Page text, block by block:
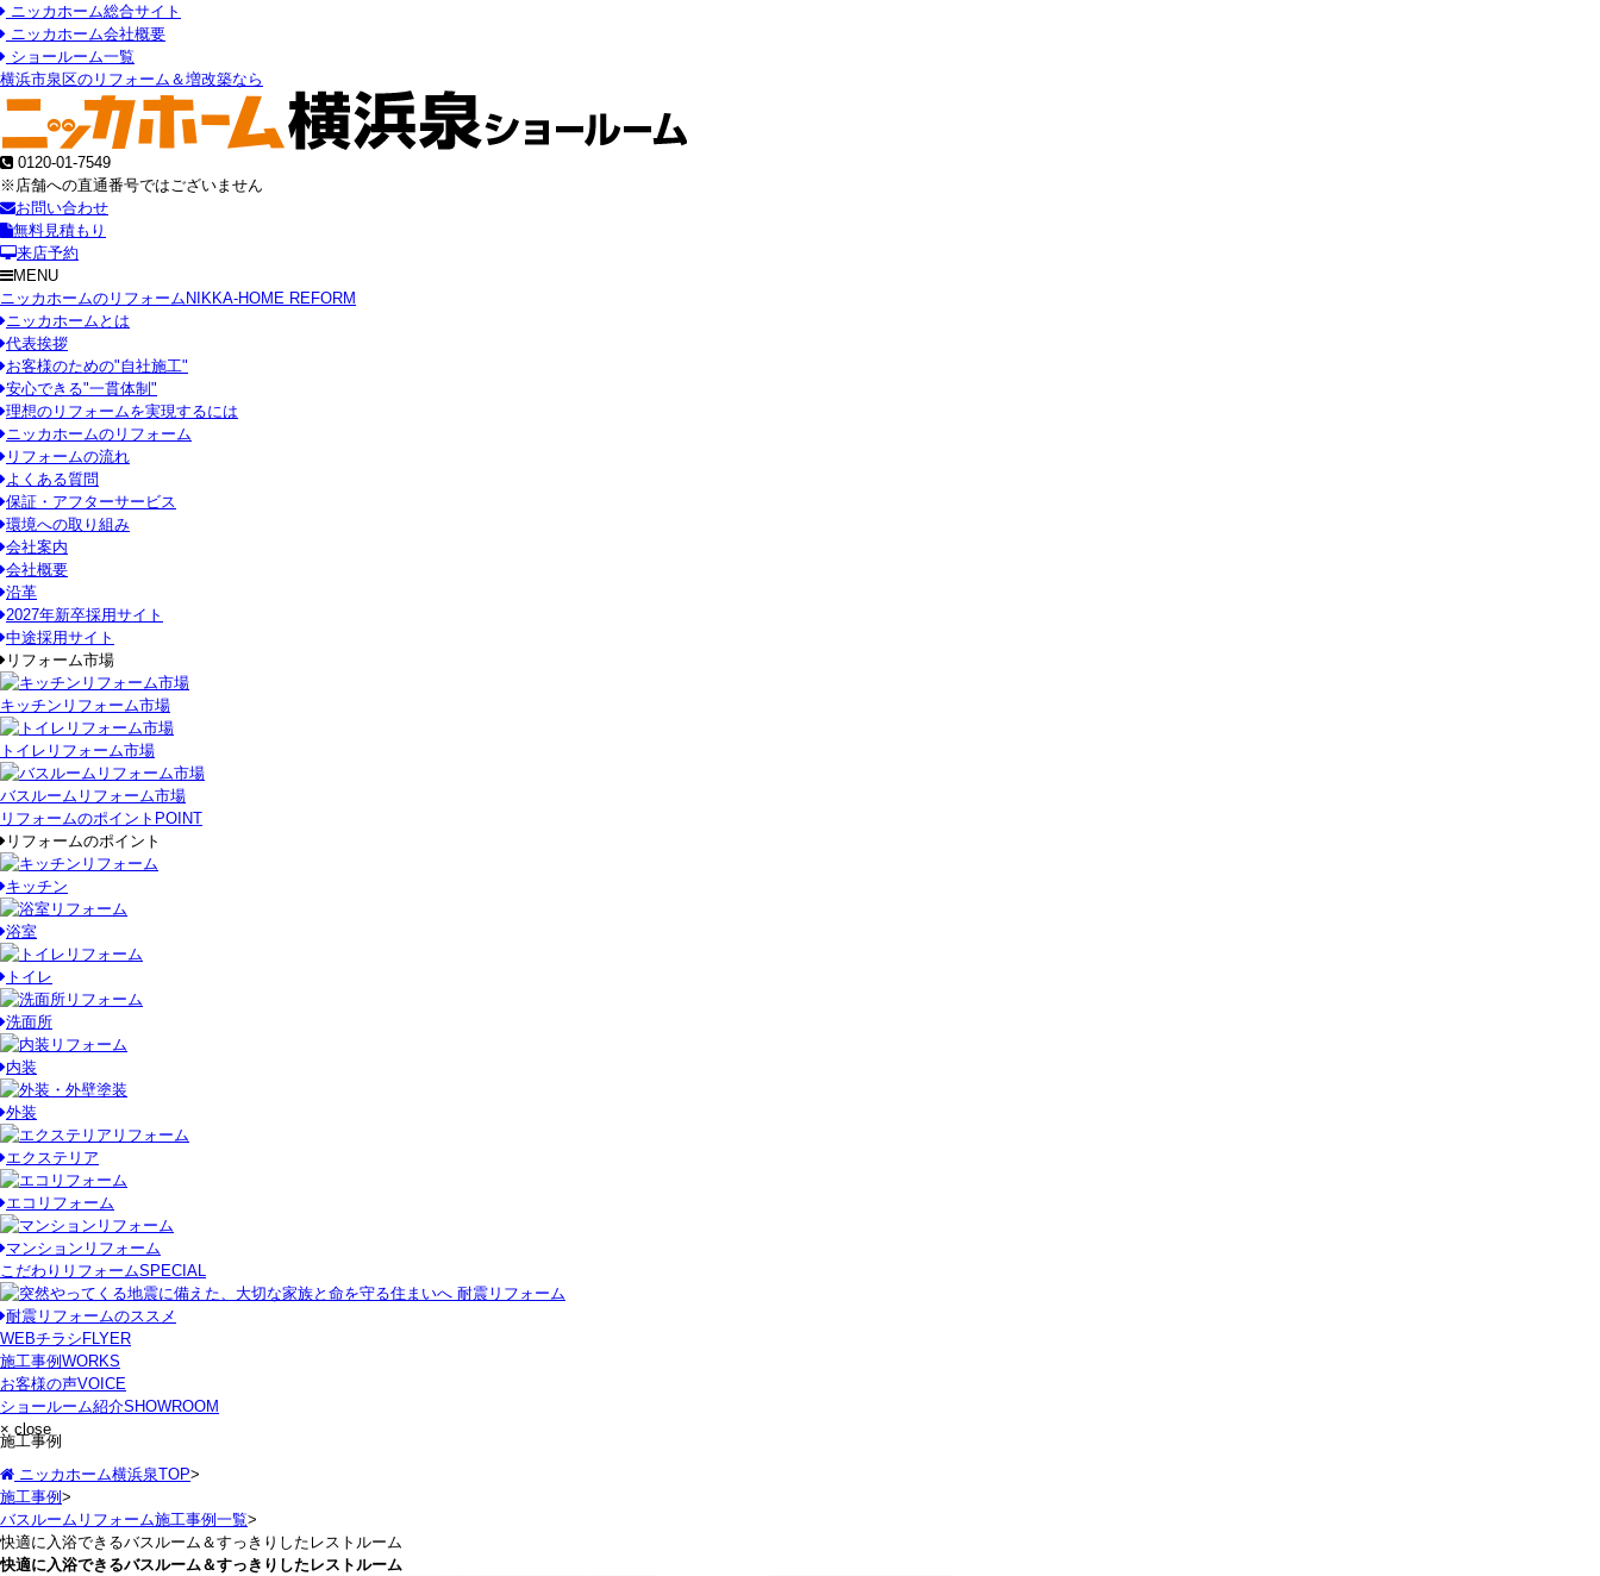
ニッカホーム総合サイト
ニッカホーム会社概要
ショールーム一覧
横浜市泉区のリフォーム＆増改築なら
0120-01-7549
※店舗への直通番号ではございません
お問い合わせ
無料見積もり
来店予約
MENU
ニッカホームのリフォーム NIKKA-HOME REFORM
ニッカホームとは
代表挨拶
お客様のための"自社施工"
安心できる"一貫体制"
理想のリフォームを実現するには
ニッカホームのリフォーム
リフォームの流れ
よくある質問
保証・アフターサービス
環境への取り組み
会社案内
会社概要
沿革
2027年新卒採用サイト
中途採用サイト
リフォーム市場
キッチンリフォーム市場
トイレリフォーム市場
バスルームリフォーム市場
リフォームのポイント POINT
リフォームのポイント
キッチン
浴室
トイレ
洗面所
内装
外装
エクステリア
エコリフォーム
マンションリフォーム
こだわりリフォームSPECIAL
耐震リフォームのススメ
WEBチラシ FLYER
施工事例 WORKS
お客様の声VOICE
ショールーム紹介SHOWROOM
× close
施工事例
ニッカホーム横浜泉TOP>
施工事例 >
バスルームリフォーム施工事例一覧>
快適に入浴できるバスルーム＆すっきりしたレストルーム
快適に入浴できるバスルーム＆すっきりしたレストルーム